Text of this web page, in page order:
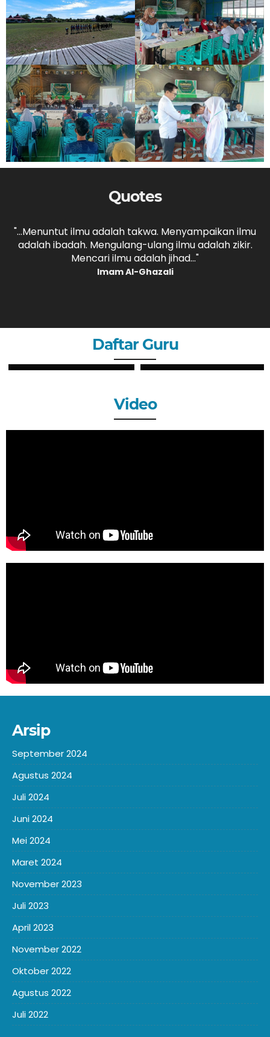
Quotes
"...Menuntut ilmu adalah takwa. Menyampaikan ilmu
adalah ibadah. Mengulang-ulang ilmu adalah zikir.
Mencari ilmu adalah jihad..."
Imam Al-Ghazali
Daftar Guru
ZHERY OKTANDI, S.Pd ANDRI MAULANA, S.Pd
Video
Arsip
September 2024
Agustus 2024
Juli 2024
Juni 2024
Mei 2024
Maret 2024
November 2023
Juli 2023
April 2023
November 2022
Oktober 2022
Agustus 2022
Juli 2022